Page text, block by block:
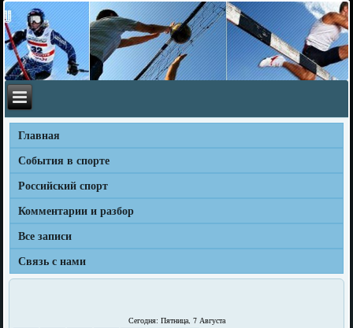
Главная
События в спорте
Российский спорт
Комментарии и разбор
Все записи
Связь с нами
Сегодня: Пятница, 7 Августа